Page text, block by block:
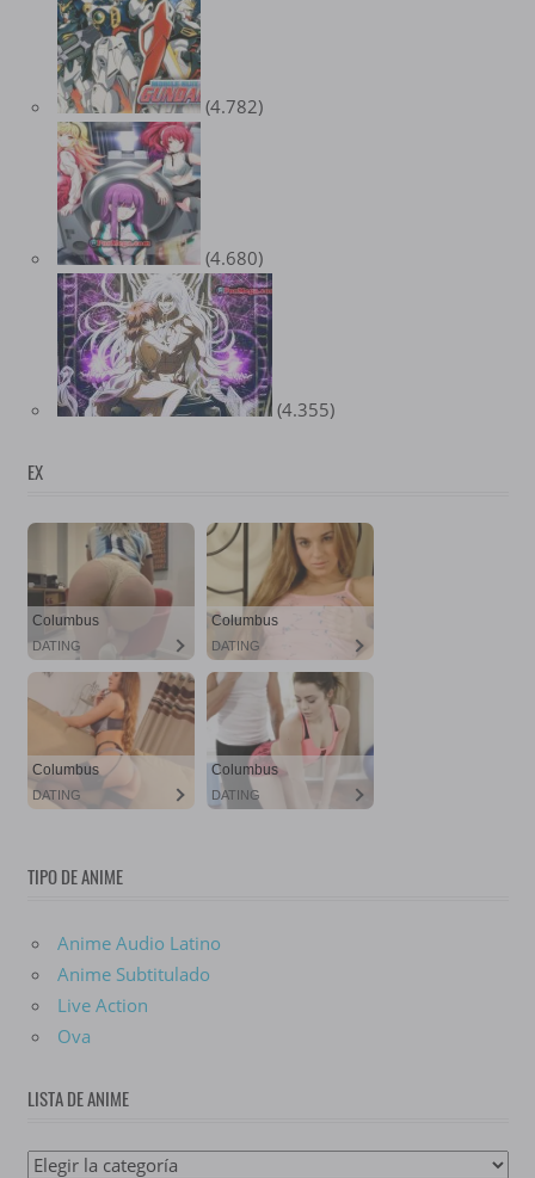
(4.782)
(4.680)
(4.355)
EX
TIPO DE ANIME
Anime Audio Latino
Anime Subtitulado
Live Action
Ova
LISTA DE ANIME
Lista